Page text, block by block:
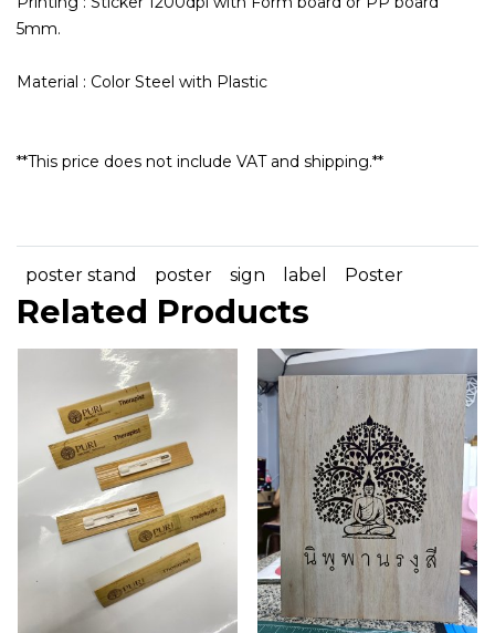
5mm.
Material : Color Steel with Plastic
**This price does not include VAT and shipping.**
poster stand poster sign label Poster
Related Products